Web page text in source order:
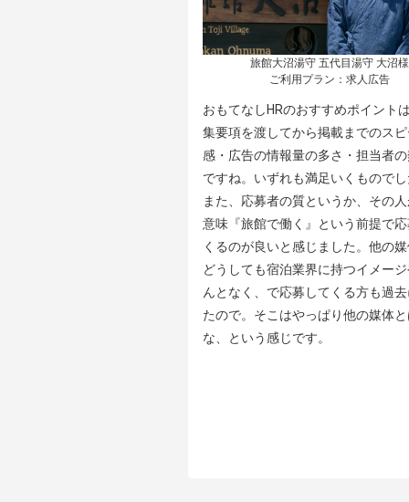
旅館大沼湯守 五代目湯守 大沼様
ご利用プラン：求人広告
おもてなしHRのおすすめポイント
集要項を渡してから掲載までのス
感・広告の情報量の多さ・担当者
ですね。いずれも満足いくもので
また、応募者の質というか、その
意味『旅館で働く』という前提で
くるのが良いと感じました。他の
どうしても宿泊業界に持つイメー
んとなく、で応募してくる方も過
たので。そこはやっぱり他の媒体
な、という感じです。